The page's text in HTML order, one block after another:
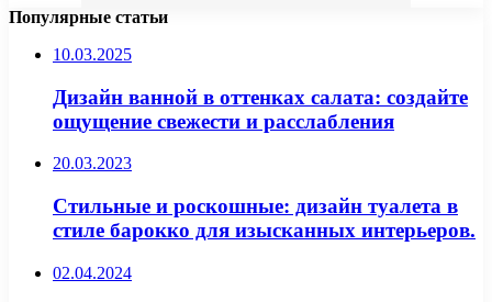
Популярные статьи
10.03.2025
Дизайн ванной в оттенках салата: создайте
ощущение свежести и расслабления
20.03.2023
Стильные и роскошные: дизайн туалета в
стиле барокко для изысканных интерьеров.
02.04.2024